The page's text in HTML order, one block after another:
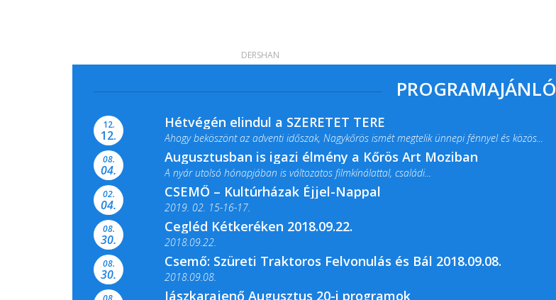
PROGRAMAJÁNLÓ
12.
12.
Hétvégén elindul a SZERETET TERE
Ahogy beköszönt az adventi időszak, Nagykőrös ismét megtelik ünnepi fénnyel és közös...
08.
04.
Augusztusban is igazi élmény a Kőrös Art Moziban
A nyár utolsó hónapjában is változatos filmkínálattal, családi...
02.
04.
CSEMŐ – Kultúrházak Éjjel-Nappal
2019. 02. 15-16-17.
Színes és tartalmas programokkal várja a Csemői Községi Könyvtár és...
08.
30.
Cegléd Kétkeréken 2018.09.22.
2018.09.22.
08.
30.
Csemő: Szüreti Traktoros Felvonulás és Bál 2018.09.08.
2018.09.08.
Jászkarajenő Augusztus 20-i programok
DERSHAN